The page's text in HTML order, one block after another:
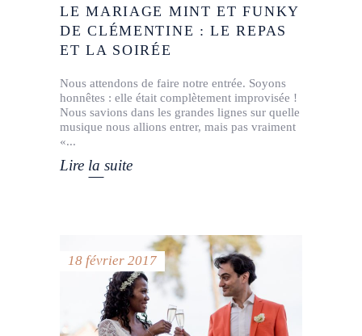
LE MARIAGE MINT ET FUNKY
DE CLÉMENTINE : LE REPAS
ET LA SOIRÉE
Nous attendons de faire notre entrée. Soyons
honnêtes : elle était complètement improvisée !
Nous savions dans les grandes lignes sur quelle
musique nous allions entrer, mais pas vraiment
«
Lire la suite
18 février 2017